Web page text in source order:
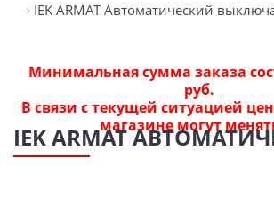
IEK ARMAT Автоматический
Минимальная сумма заказа
руб.
В связи с текущей ситуацией
магазине могут
IEK ARMAT